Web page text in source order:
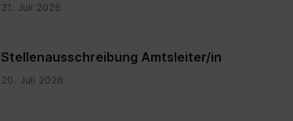
31. Juli 2026
Stellenausschreibung Amtsleiter/in
20. Juli 2026